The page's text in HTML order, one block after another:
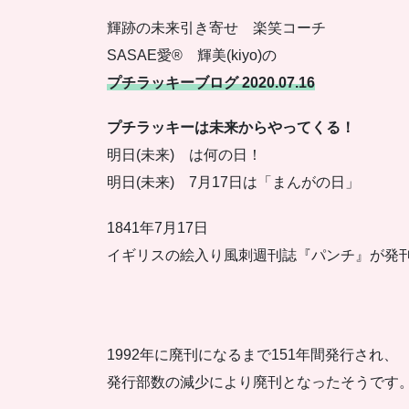
輝跡の未来引き寄せ 楽笑コーチ
SASAE愛® 輝美(kiyo)の
プチラッキーブログ 2020.07.16
プチラッキーは未来からやってくる！
明日(未来) は何の日！
明日(未来) 7月17日は「まんがの日」
1841年7月17日
イギリスの絵入り風刺週刊誌『パンチ』が発
1992年に廃刊になるまで151年間発行され、
発行部数の減少により廃刊となったそうです。